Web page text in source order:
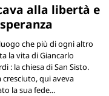
alla libertà e
che più di ogni altro
la vita di Giancarlo
: la chiesa di San Sisto.
cresciuto, qui aveva
la sua fede...